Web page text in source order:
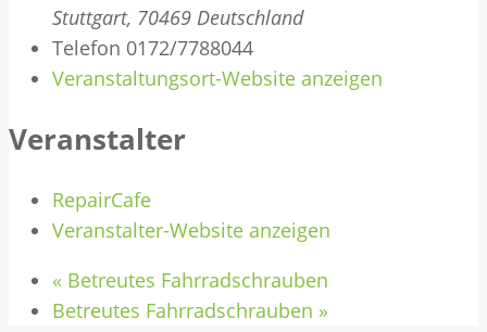
Stuttgart, 70469 Deutschland
Telefon 0172/7788044
Veranstaltungsort-Website anzeigen
Veranstalter
RepairCafe
Veranstalter-Website anzeigen
« Betreutes Fahrradschrauben
Betreutes Fahrradschrauben »